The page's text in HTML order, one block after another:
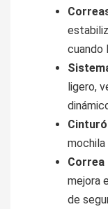
cuando
ligero,
mochila
Correa
mejora
de